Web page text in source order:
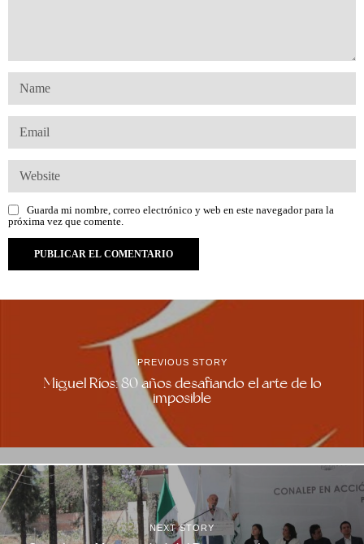
Guarda mi nombre, correo electrónico y web en este navegador para la
próxima vez que comente.
PREVIOUS STORY
Miguel Ríos: 80 años desafiando el arte de lo
imposible
NEXT STORY